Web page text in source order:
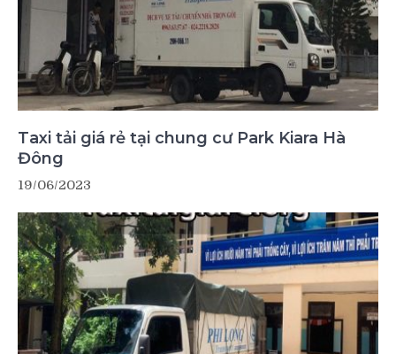
Taxi tải giá rẻ tại chung cư Park Kiara Hà
Đông
19/06/2023